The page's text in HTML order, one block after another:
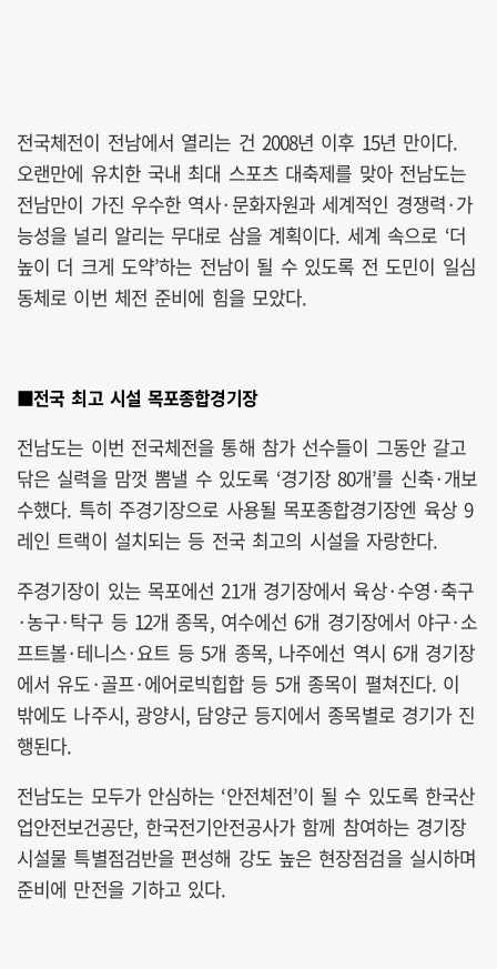
전국체전이 전남에서 열리는 건 2008년 이후 15년 만이다.
오랜만에 유치한 국내 최대 스포츠 대축제를 맞아 전남도는
전남만이 가진 우수한 역사·문화자원과 세계적인 경쟁력·가
능성을 널리 알리는 무대로 삼을 계획이다. 세계 속으로 ‘더
높이 더 크게 도약’하는 전남이 될 수 있도록 전 도민이 일심
동체로 이번 체전 준비에 힘을 모았다.
■전국 최고 시설 목포종합경기장
전남도는 이번 전국체전을 통해 참가 선수들이 그동안 갈고
닦은 실력을 맘껏 뽐낼 수 있도록 ‘경기장 80개’를 신축·개보
수했다. 특히 주경기장으로 사용될 목포종합경기장엔 육상 9
레인 트랙이 설치되는 등 전국 최고의 시설을 자랑한다.
주경기장이 있는 목포에선 21개 경기장에서 육상·수영·축구
·농구·탁구 등 12개 종목, 여수에선 6개 경기장에서 야구·소
프트볼·테니스·요트 등 5개 종목, 나주에선 역시 6개 경기장
에서 유도·골프·에어로빅힙합 등 5개 종목이 펼쳐진다. 이
밖에도 나주시, 광양시, 담양군 등지에서 종목별로 경기가 진
행된다.
전남도는 모두가 안심하는 ‘안전체전’이 될 수 있도록 한국산
업안전보건공단, 한국전기안전공사가 함께 참여하는 경기장
시설물 특별점검반을 편성해 강도 높은 현장점검을 실시하며
준비에 만전을 기하고 있다.